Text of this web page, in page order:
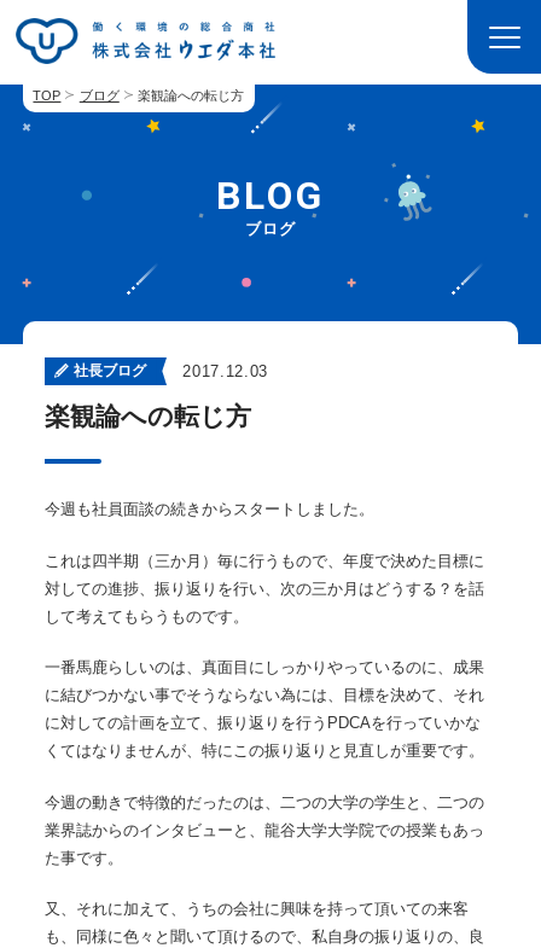
TOP ブログ 楽観論への転じ方
BLOG
ブログ
社長ブログ 2017.12.03
楽観論への転じ方
今週も社員面談の続きからスタートしました。
これは四半期（三か月）毎に行うもので、年度で決めた目標に
対しての進捗、振り返りを行い、次の三か月はどうする？を話
して考えてもらうものです。
一番馬鹿らしいのは、真面目にしっかりやっているのに、成果
に結びつかない事でそうならない為には、目標を決めて、それ
に対しての計画を立て、振り返りを行うPDCAを行っていかな
くてはなりませんが、特にこの振り返りと見直しが重要です。
今週の動きで特徴的だったのは、二つの大学の学生と、二つの
業界誌からのインタビューと、龍谷大学大学院での授業もあっ
た事です。
又、それに加えて、うちの会社に興味を持って頂いての来客
も、同様に色々と聞いて頂けるので、私自身の振り返りの、良